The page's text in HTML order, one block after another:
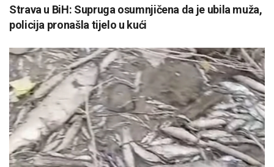
Strava u BiH: Supruga osumnjičena da je ubila muža,
policija pronašla tijelo u kući